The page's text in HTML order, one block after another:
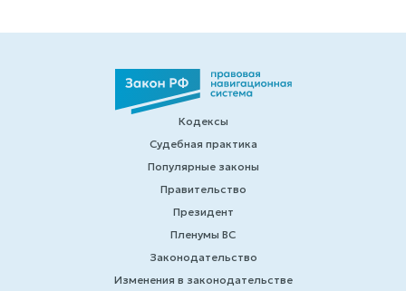
Кодексы
Судебная практика
Популярные законы
Правительство
Президент
Пленумы ВС
Законодательство
Изменения в законодательстве